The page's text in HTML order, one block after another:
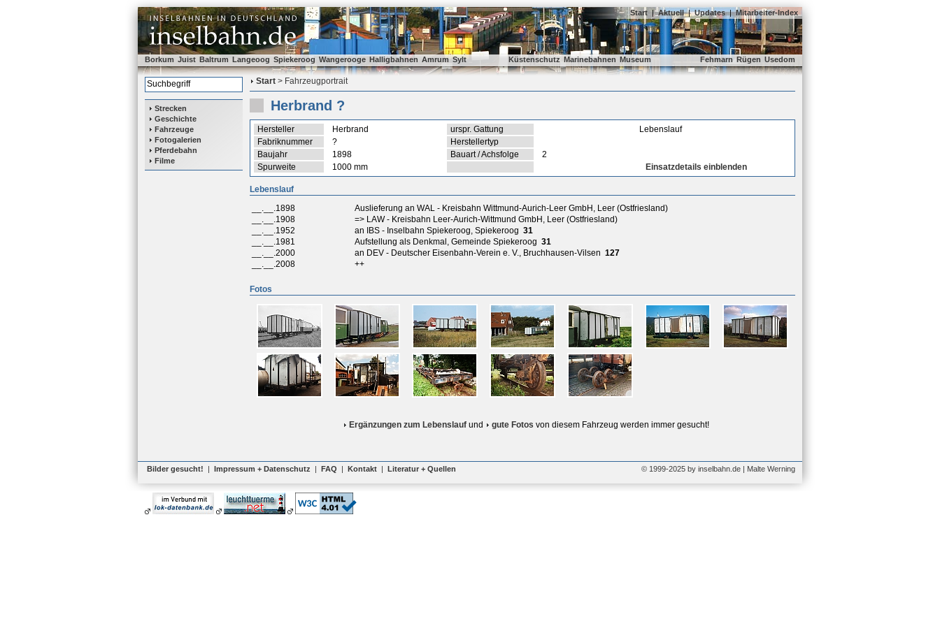
Start | Aktuell | Updates | Mitarbeiter-Index
Borkum Juist Baltrum Langeoog Spiekeroog Wangerooge Halligbahnen Amrum Sylt Küstenschutz Marinebahnen Museum Fehmarn Rügen Usedom
Strecken
Geschichte
Fahrzeuge
Fotogalerien
Pferdebahn
Filme
Start > Fahrzeugportrait
Herbrand ?
Hersteller Herbrand urspr. Gattung
Lebenslauf
Fabriknummer
?
Herstellertyp
Baujahr
1898 Bauart / Achsfolge
2
Spurweite
1000 mm Einsatzdetails einblenden
Lebenslauf
__.__.1898
Auslieferung an WAL - Kreisbahn Wittmund-Aurich-Leer GmbH, Leer (Ostfriesland)
__.__.1908
=> LAW - Kreisbahn Leer-Aurich-Wittmund GmbH, Leer (Ostfriesland)
__.__.1952
an IBS - Inselbahn Spiekeroog, Spiekeroog 31
__.__.1981
Aufstellung als Denkmal, Gemeinde Spiekeroog 31
__.__.2000
an DEV - Deutscher Eisenbahn-Verein e. V., Bruchhausen-Vilsen 127
__.__.2008
++
Fotos
Ergänzungen zum Lebenslauf und gute Fotos von diesem Fahrzeug werden immer gesucht!
Bilder gesucht! | Impressum + Datenschutz | FAQ | Kontakt | Literatur + Quellen © 1999-2025 by inselbahn.de | Malte Werning